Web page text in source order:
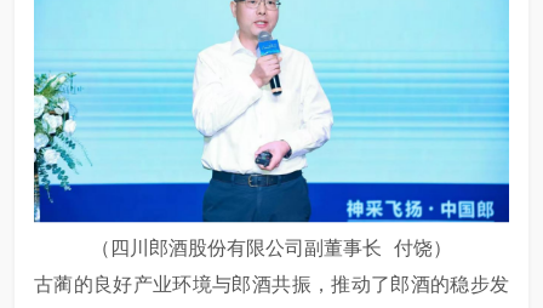
（四川郎酒股份有限公司副董事长 付饶）
古蔺的良好产业环境与郎酒共振，推动了郎酒的稳步发